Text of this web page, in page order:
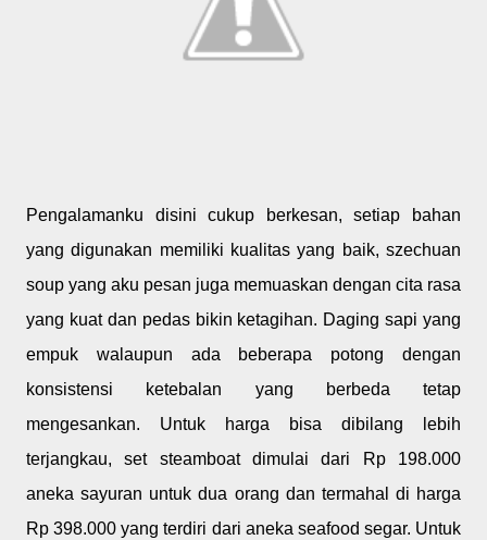
Pengalamanku disini cukup berkesan, setiap bahan
yang digunakan memiliki kualitas yang baik, szechuan
soup yang aku pesan juga memuaskan dengan cita rasa
yang kuat dan pedas bikin ketagihan. Daging sapi yang
empuk walaupun ada beberapa potong dengan
konsistensi ketebalan yang berbeda tetap
mengesankan. Untuk harga bisa dibilang lebih
terjangkau, set steamboat dimulai dari Rp 198.000
aneka sayuran untuk dua orang dan termahal di harga
Rp 398.000 yang terdiri dari aneka seafood segar. Untuk